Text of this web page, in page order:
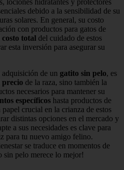
lociones hidratantes y protectores
debido a la sensibilidad de su
solares. En general, su costo
con productos para gatos de
costo total del cuidado de estos
esta inversión para asegurar su
de un gatito sin pelo, es
precio de la raza, sino también la
necesarios para mantener su
específicos hasta productos de
papel crucial en la crianza de estos
distintas opciones en el mercado y
a sus necesidades es clave para
para tu nuevo amigo felino.
se traduce en momentos de
sin pelo merece lo mejor!